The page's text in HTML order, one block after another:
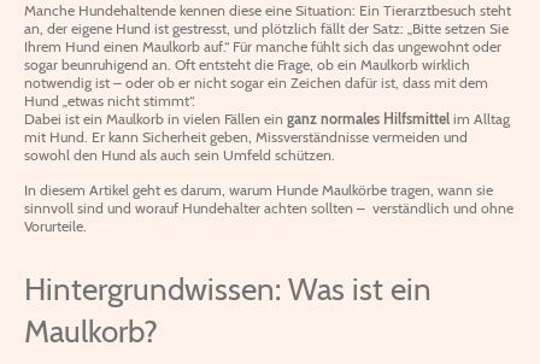
Manche Hundehaltende kennen diese eine Situation: Ein Tierarztbesuch steht
an, der eigene Hund ist gestresst, und plötzlich fällt der Satz: „Bitte setzen Sie
Ihrem Hund einen Maulkorb auf.“ Für manche fühlt sich das ungewohnt oder
sogar beunruhigend an. Oft entsteht die Frage, ob ein Maulkorb wirklich
notwendig ist – oder ob er nicht sogar ein Zeichen dafür ist, dass mit dem
Hund „etwas nicht stimmt“.
Dabei ist ein Maulkorb in vielen Fällen ein ganz normales Hilfsmittel im Alltag
mit Hund. Er kann Sicherheit geben, Missverständnisse vermeiden und
sowohl den Hund als auch sein Umfeld schützen.
In diesem Artikel geht es darum, warum Hunde Maulkörbe tragen, wann sie
sinnvoll sind und worauf Hundehalter achten sollten – verständlich und ohne
Vorurteile.
Hintergrundwissen: Was ist ein
Maulkorb?